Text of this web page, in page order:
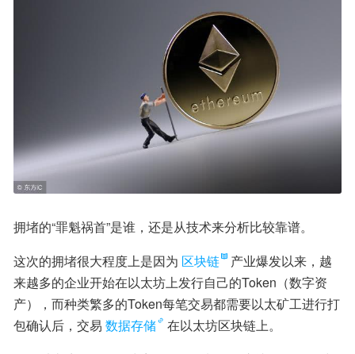
拥堵的“罪魁祸首”是谁，还是从技术来分析比较靠谱。
这次的拥堵很大程度上是因为 区块链
产业爆发以来，越
来越多的企业开始在以太坊上发行自己的Token（数字资
产），而种类繁多的Token每笔交易都需要以太矿工进行打
包确认后，交易 数据存储
在以太坊区块链上。